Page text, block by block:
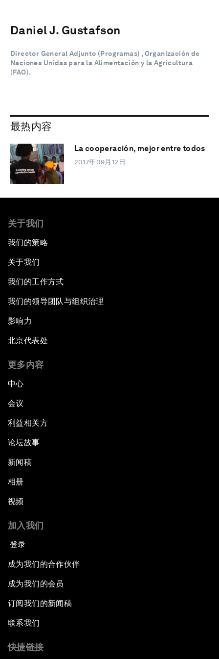
Daniel J. Gustafson
Director General Adjunto (Programas) , Organización de
Naciones Unidas para la Alimentación y la Agricultura
(FAO).
最热内容
La cooperación, mejor entre todos
2017年09月12日
关于我们
我们的策略
关于我们
我们的工作方式
我们的领导团队与组织治理
影响力
北京代表处
更多内容
中心
会议
利益相关方
论坛故事
新闻稿
相册
视频
加入我们
登录
成为我们的合作伙伴
成为我们的会员
订阅我们的新闻稿
联系我们
快捷链接